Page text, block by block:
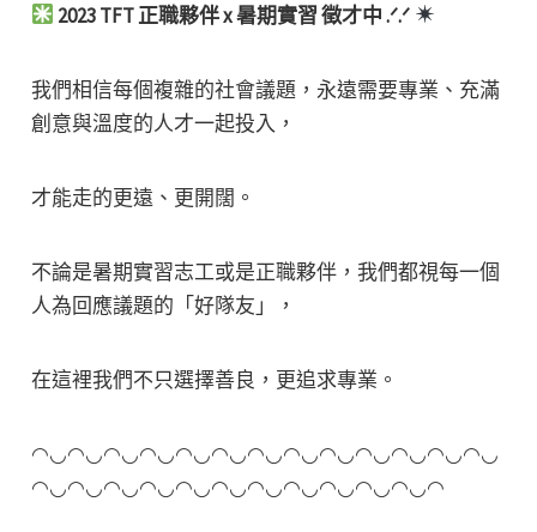
2023 TFT 正職夥伴 x 暑期實習 徵才中 .ᐟ.ᐟ
我們相信每個複雜的社會議題，永遠需要專業、充滿
創意與溫度的人才一起投入，
才能走的更遠、更開闊。
不論是暑期實習志工或是正職夥伴，我們都視每一個
人為回應議題的「好隊友」，
在這裡我們不只選擇善良，更追求專業。
◠◡◠◡◠◡◠◡◠◡◠◡◠◡◠◡◠◡◠◡◠◡◠◡◠◡
◠◡◠◡◠◡◠◡◠◡◠◡◠◡◠◡◠◡◠◡◠◡◠